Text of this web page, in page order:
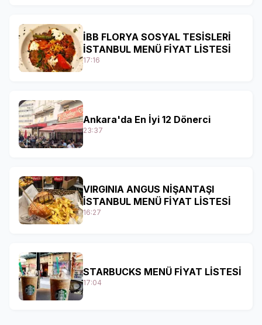
İBB FLORYA SOSYAL TESİSLERİ
İSTANBUL MENÜ FİYAT LİSTESİ
17:16
Ankara'da En İyi 12 Dönerci
23:37
VIRGINIA ANGUS NİŞANTAŞI
İSTANBUL MENÜ FİYAT LİSTESİ
16:27
STARBUCKS MENÜ FİYAT LİSTESİ
17:04